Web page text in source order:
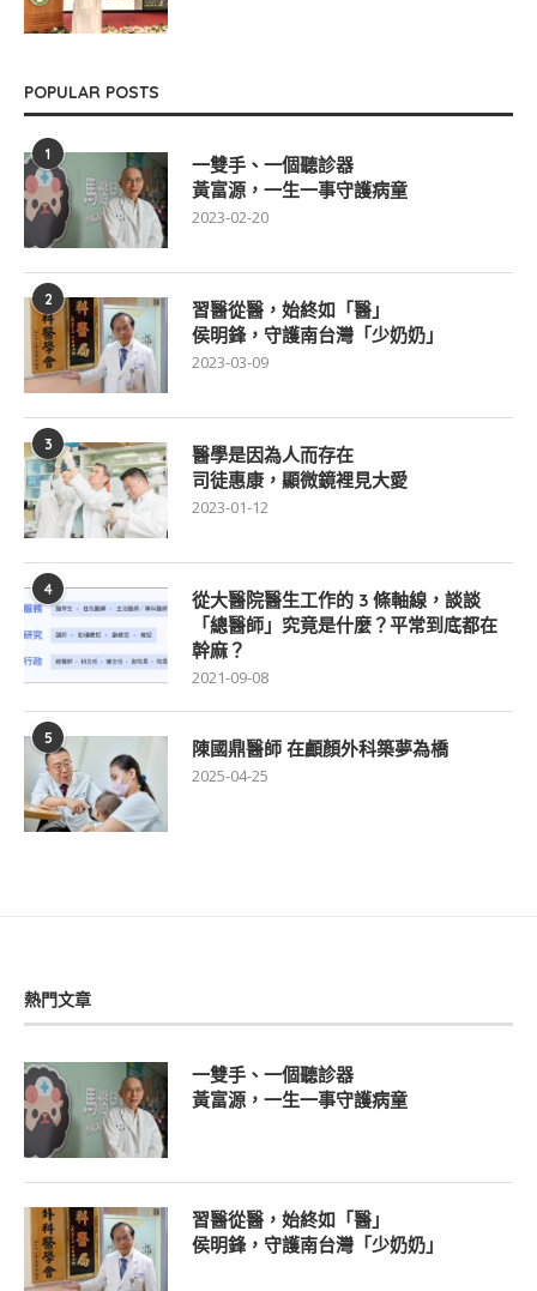
POPULAR POSTS
1
一雙手、一個聽診器
黃富源，一生一事守護病童
2023-02-20
2
習醫從醫，始終如「醫」
侯明鋒，守護南台灣「少奶奶」
2023-03-09
3
醫學是因為人而存在
司徒惠康，顯微鏡裡見大愛
2023-01-12
4
從大醫院醫生工作的 3 條軸線，談談
「總醫師」究竟是什麼？平常到底都在
幹麻？
2021-09-08
5 陳國鼎醫師 在顱顏外科築夢為橋
2025-04-25
熱門文章
一雙手、一個聽診器
黃富源，一生一事守護病童
習醫從醫，始終如「醫」
侯明鋒，守護南台灣「少奶奶」